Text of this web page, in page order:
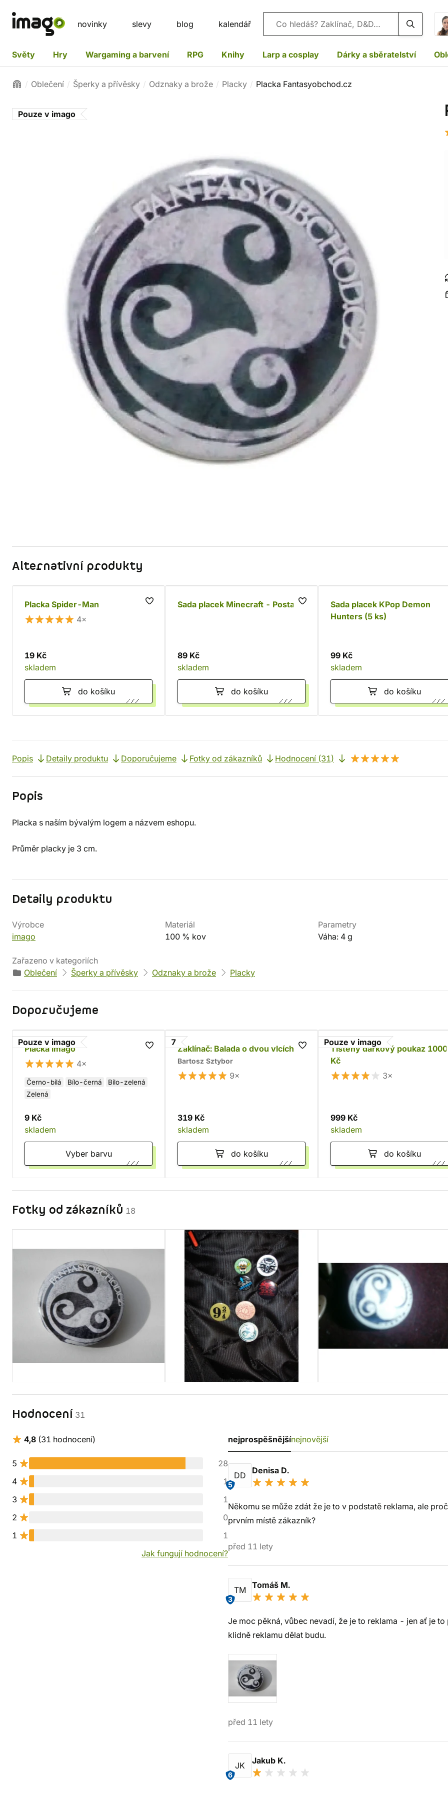
novinky slevy blog kalendář Vyhledávání
Světy Hry Wargaming a barvení RPG Knihy Larp a cosplay Dárky a sběratelství
Oblečení Šperky a přívěsky Odznaky a brože Placky Placka Fantasyobchod.cz
Pouze v imago
Alternativní produkty
Placka Spider-Man
4×
19 Kč
skladem
do košíku
Sada placek Minecraft - Postavy
89 Kč
skladem
do košíku
Sada placek KPop Demon
Hunters (5 ks)
99 Kč
skladem
do košíku
Popis Detaily produktu Doporučujeme Fotky od zákazníků Hodnocení (31)
Popis
Placka s naším bývalým logem a názvem eshopu.
Průměr placky je 3 cm.
Detaily produktu
Výrobce
imago
Materiál
100 % kov
Parametry
Váha: 4 g
Zařazeno v kategoriích
Oblečení
Šperky a přívěsky Odznaky a brože Placky
Doporučujeme
Pouze v imago
Placka imago
4×
Černo-bílá Bílo-černá
Bílo-zelená
Zelená
9 Kč
skladem
Vyber barvu
7
Zaklínač: Balada o dvou vlcích
Bartosz Sztybor
9×
319 Kč
skladem
do košíku
Pouze v imago
Tištěný dárkový poukaz 1000
Kč
3×
999 Kč
skladem
do košíku
Fotky od zákazníků 18
Hodnocení 31
4,8 (31 hodnocení)
5
28
4
1
3
1
2
0
1
1
Jak fungují hodnocení?
nejprospěšnějšínejnovější
DD
5
Denisa D.
Někomu se může zdát že je to v podstatě reklama, ale
prvním místě zákazník?
před 11 lety
TM
3
Tomáš M.
Je moc pěkná, vůbec nevadí, že je to reklama - jen ať je
klidně reklamu dělat budu.
před 11 lety
JK
6
Jakub K.